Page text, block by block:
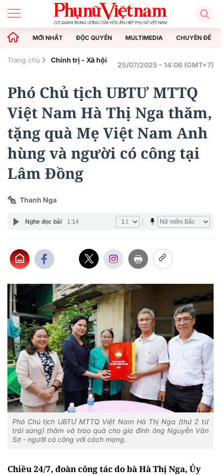
MỚI NHẤT ĐỘC QUYỀN MULTIMEDIA CHUYÊN ĐỀ
Trang chủ Chính trị - Xã hội
25/07/2025 - 14:06 (GMT+7)
Phó Chủ tịch UBTƯ MTTQ
Việt Nam Hà Thị Nga thăm,
tặng quà Mẹ Việt Nam Anh
hùng và người có công tại
Lâm Đồng
Thanh Nga
Nghe đọc bài 1:14
Phó Chủ tịch UBTƯ MTTQ Việt Nam Hà Thị Nga (thứ 2 từ
trái sang) thăm và trao quà cho gia đình ông Nguyễn Văn
Sơ - người có công với cách mạng.
Chiều 24/7, đoàn công tác do bà Hà Thị Nga, Ủy